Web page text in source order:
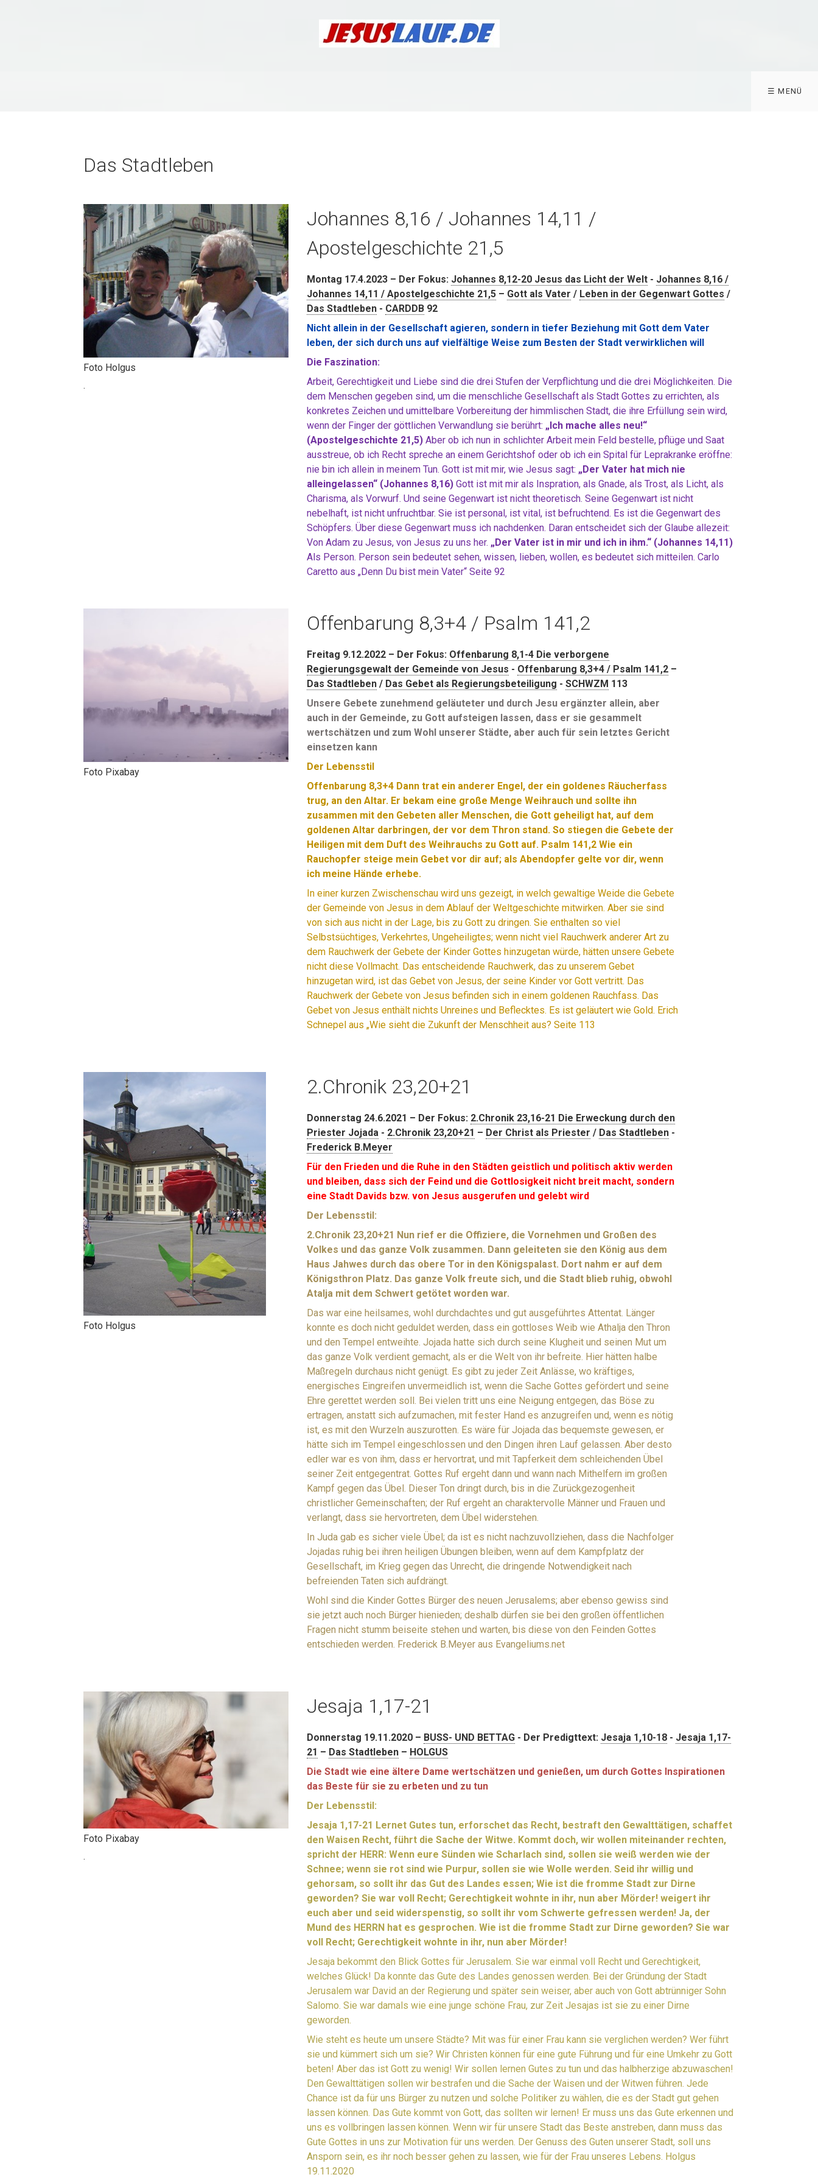
☰ MENÜ
Das Stadtleben
Foto Holgus
.
Johannes 8,16 / Johannes 14,11 /
Apostelgeschichte 21,5
Montag 17.4.2023 – Der Fokus: Johannes 8,12-20 Jesus das Licht der Welt- Johannes 8,16 /
Johannes 14,11 / Apostelgeschichte 21,5– Gott als Vater / Leben in der Gegenwart Gottes /
Das Stadtleben- CARDDB92
Nicht allein in der Gesellschaft agieren, sondern in tiefer Beziehung mit Gott dem Vater
leben, der sich durch uns auf vielfältige Weise zum Besten der Stadt verwirklichen will
Die Faszination:
Arbeit, Gerechtigkeit und Liebe sind die drei Stufen der Verpflichtung und die drei Möglichkeiten. Die
dem Menschen gegeben sind, um die menschliche Gesellschaft als Stadt Gottes zu errichten, als
konkretes Zeichen und umittelbare Vorbereitung der himmlischen Stadt, die ihre Erfüllung sein wird,
wenn der Finger der göttlichen Verwandlung sie berührt: „Ich mache alles neu!“
(Apostelgeschichte 21,5)Aber ob ich nun in schlichter Arbeit mein Feld bestelle, pflüge und Saat
ausstreue, ob ich Recht spreche an einem Gerichtshof oder ob ich ein Spital für Leprakranke eröffne:
nie bin ich allein in meinem Tun. Gott ist mit mir, wie Jesus sagt: „Der Vater hat mich nie
alleingelassen“ (Johannes 8,16)Gott ist mit mir als Inspration, als Gnade, als Trost, als Licht, als
Charisma, als Vorwurf. Und seine Gegenwart ist nicht theoretisch. Seine Gegenwart ist nicht
nebelhaft, ist nicht unfruchtbar. Sie ist personal, ist vital, ist befruchtend. Es ist die Gegenwart des
Schöpfers. Über diese Gegenwart muss ich nachdenken. Daran entscheidet sich der Glaube allezeit:
Von Adam zu Jesus, von Jesus zu uns her. „Der Vater ist in mir und ich in ihm.“ (Johannes 14,11)
Als Person. Person sein bedeutet sehen, wissen, lieben, wollen, es bedeutet sich mitteilen. Carlo
Caretto aus „Denn Du bist mein Vater“ Seite 92
Foto Pixabay
Offenbarung 8,3+4 / Psalm 141,2
Freitag 9.12.2022 – Der Fokus: Offenbarung 8,1-4 Die verborgene
Regierungsgewalt der Gemeinde von Jesus - Offenbarung 8,3+4 / Psalm 141,2–
Das Stadtleben/ Das Gebet als Regierungsbeteiligung - SCHWZM 113
Unsere Gebete zunehmend geläuteter und durch Jesu ergänzter allein, aber
auch in der Gemeinde, zu Gott aufsteigen lassen, dass er sie gesammelt
wertschätzen und zum Wohl unserer Städte, aber auch für sein letztes Gericht
einsetzen kann
Der Lebensstil
Offenbarung 8,3+4 Dann trat ein anderer Engel, der ein goldenes Räucherfass
trug, an den Altar. Er bekam eine große Menge Weihrauch und sollte ihn
zusammen mit den Gebeten aller Menschen, die Gott geheiligt hat, auf dem
goldenen Altar darbringen, der vor dem Thron stand. So stiegen die Gebete der
Heiligen mit dem Duft des Weihrauchs zu Gott auf.Psalm 141,2 Wie ein
Rauchopfer steige mein Gebet vor dir auf; als Abendopfer gelte vor dir, wenn
ich meine Hände erhebe.
In einer kurzen Zwischenschau wird uns gezeigt, in welch gewaltige Weide die Gebete
der Gemeinde von Jesus in dem Ablauf der Weltgeschichte mitwirken. Aber sie sind
von sich aus nicht in der Lage, bis zu Gott zu dringen. Sie enthalten so viel
Selbstsüchtiges, Verkehrtes, Ungeheiligtes; wenn nicht viel Rauchwerk anderer Art zu
dem Rauchwerk der Gebete der Kinder Gottes hinzugetan würde, hätten unsere Gebete
nicht diese Vollmacht. Das entscheidende Rauchwerk, das zu unserem Gebet
hinzugetan wird, ist das Gebet von Jesus, der seine Kinder vor Gott vertritt. Das
Rauchwerk der Gebete von Jesus befinden sich in einem goldenen Rauchfass. Das
Gebet von Jesus enthält nichts Unreines und Beflecktes. Es ist geläutert wie Gold. Erich
Schnepel aus „Wie sieht die Zukunft der Menschheit aus? Seite 113
Foto Holgus
2.Chronik 23,20+21
Donnerstag 24.6.2021 – Der Fokus: 2.Chronik 23,16-21 Die Erweckung durch den
Priester Jojada- 2.Chronik 23,20+21 – Der Christ als Priester / Das Stadtleben-
Frederick B.Meyer
Für den Frieden und die Ruhe in den Städten geistlich und politisch aktiv werden
und bleiben, dass sich der Feind und die Gottlosigkeit nicht breit macht, sondern
eine Stadt Davids bzw. von Jesus ausgerufen und gelebt wird
Der Lebensstil:
2.Chronik 23,20+21 Nun rief er die Offiziere, die Vornehmen und Großen des
Volkes und das ganze Volk zusammen. Dann geleiteten sie den König aus dem
Haus Jahwes durch das obere Tor in den Königspalast. Dort nahm er auf dem
Königsthron Platz. Das ganze Volk freute sich, und die Stadt blieb ruhig, obwohl
Atalja mit dem Schwert getötet worden war.
Das war eine heilsames, wohl durchdachtes und gut ausgeführtes Attentat. Länger
konnte es doch nicht geduldet werden, dass ein gottloses Weib wie Athalja den Thron
und den Tempel entweihte. Jojada hatte sich durch seine Klugheit und seinen Mut um
das ganze Volk verdient gemacht, als er die Welt von ihr befreite. Hier hätten halbe
Maßregeln durchaus nicht genügt. Es gibt zu jeder Zeit Anlässe, wo kräftiges,
energisches Eingreifen unvermeidlich ist, wenn die Sache Gottes gefördert und seine
Ehre gerettet werden soll. Bei vielen tritt uns eine Neigung entgegen, das Böse zu
ertragen, anstatt sich aufzumachen, mit fester Hand es anzugreifen und, wenn es nötig
ist, es mit den Wurzeln auszurotten. Es wäre für Jojada das bequemste gewesen, er
hätte sich im Tempel eingeschlossen und den Dingen ihren Lauf gelassen. Aber desto
edler war es von ihm, dass er hervortrat, und mit Tapferkeit dem schleichenden Übel
seiner Zeit entgegentrat. Gottes Ruf ergeht dann und wann nach Mithelfern im großen
Kampf gegen das Übel. Dieser Ton dringt durch, bis in die Zurückgezogenheit
christlicher Gemeinschaften; der Ruf ergeht an charaktervolle Männer und Frauen und
verlangt, dass sie hervortreten, dem Übel widerstehen.
In Juda gab es sicher viele Übel; da ist es nicht nachzuvollziehen, dass die Nachfolger
Jojadas ruhig bei ihren heiligen Übungen bleiben, wenn auf dem Kampfplatz der
Gesellschaft, im Krieg gegen das Unrecht, die dringende Notwendigkeit nach
befreienden Taten sich aufdrängt.
Wohl sind die Kinder Gottes Bürger des neuen Jerusalems; aber ebenso gewiss sind
sie jetzt auch noch Bürger hienieden; deshalb dürfen sie bei den großen öffentlichen
Fragen nicht stumm beiseite stehen und warten, bis diese von den Feinden Gottes
entschieden werden. Frederick B.Meyer aus Evangeliums.net
Foto Pixabay
.
Jesaja 1,17-21
Donnerstag 19.11.2020 – BUSS- UND BETTAG- Der Predigttext: Jesaja 1,10-18- Jesaja 1,17-
21 – Das Stadtleben– HOLGUS
Die Stadt wie eine ältere Dame wertschätzen und genießen, um durch Gottes Inspirationen
das Beste für sie zu erbeten und zu tun
Der Lebensstil:
Jesaja 1,17-21 Lernet Gutes tun, erforschet das Recht, bestraft den Gewalttätigen, schaffet
den Waisen Recht, führt die Sache der Witwe. Kommt doch, wir wollen miteinander rechten,
spricht der HERR: Wenn eure Sünden wie Scharlach sind, sollen sie weiß werden wie der
Schnee; wenn sie rot sind wie Purpur, sollen sie wie Wolle werden. Seid ihr willig und
gehorsam, so sollt ihr das Gut des Landes essen; Wie ist die fromme Stadt zur Dirne
geworden? Sie war voll Recht; Gerechtigkeit wohnte in ihr, nun aber Mörder! weigert ihr
euch aber und seid widerspenstig, so sollt ihr vom Schwerte gefressen werden! Ja, der
Mund des HERRN hat es gesprochen. Wie ist die fromme Stadt zur Dirne geworden? Sie war
voll Recht; Gerechtigkeit wohnte in ihr, nun aber Mörder!
Jesaja bekommt den Blick Gottes für Jerusalem. Sie war einmal voll Recht und Gerechtigkeit,
welches Glück! Da konnte das Gute des Landes genossen werden. Bei der Gründung der Stadt
Jerusalem war David an der Regierung und später sein weiser, aber auch von Gott abtrünniger Sohn
Salomo. Sie war damals wie eine junge schöne Frau, zur Zeit Jesajas ist sie zu einer Dirne
geworden.
Wie steht es heute um unsere Städte? Mit was für einer Frau kann sie verglichen werden? Wer führt
sie und kümmert sich um sie? Wir Christen können für eine gute Führung und für eine Umkehr zu Gott
beten! Aber das ist Gott zu wenig! Wir sollen lernen Gutes zu tun und das halbherzige abzuwaschen!
Den Gewalttätigen sollen wir bestrafen und die Sache der Waisen und der Witwen führen. Jede
Chance ist da für uns Bürger zu nutzen und solche Politiker zu wählen, die es der Stadt gut gehen
lassen können. Das Gute kommt von Gott, das sollten wir lernen! Er muss uns das Gute erkennen und
uns es vollbringen lassen können. Wenn wir für unsere Stadt das Beste anstreben, dann muss das
Gute Gottes in uns zur Motivation für uns werden. Der Genuss des Guten unserer Stadt, soll uns
Ansporn sein, es ihr noch besser gehen zu lassen, wie für der Frau unseres Lebens. Holgus
19.11.2020